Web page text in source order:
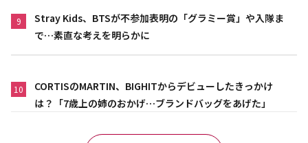
9
Stray Kids、BTSが不参加表明の「グラミー賞」や入隊ま
で…素直な考えを明らかに
10
CORTISのMARTIN、BIGHITからデビューしたきっかけ
は？「7歳上の姉のおかげ…ブランドバッグをあげた」